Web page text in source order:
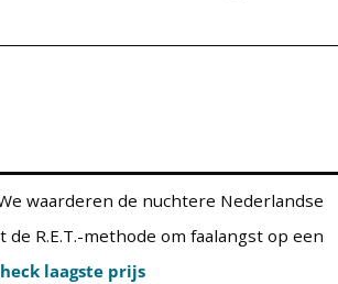
waarderen de nuchtere Nederlandse
R.E.T.-methode om faalangst op een
laagste prijs